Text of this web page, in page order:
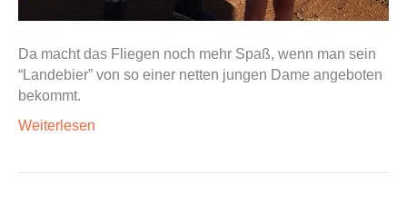
Da macht das Fliegen noch mehr Spaß, wenn man sein
“Landebier” von so einer netten jungen Dame angeboten
bekommt.
Weiterlesen